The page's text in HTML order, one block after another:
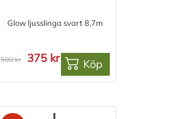
Glow ljusslinga svart 8,7m
500 kr 375 kr Köp